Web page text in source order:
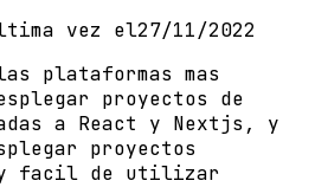
vez el27/11/2022
plataformas mas
proyectos de
a React y Nextjs, y
proyectos
facil de utilizar